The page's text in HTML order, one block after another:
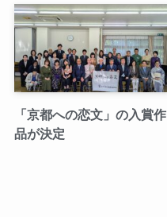
「京都への恋文」の入賞作
品が決定